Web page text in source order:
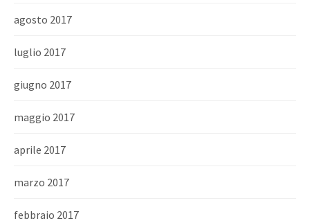
agosto 2017
luglio 2017
giugno 2017
maggio 2017
aprile 2017
marzo 2017
febbraio 2017